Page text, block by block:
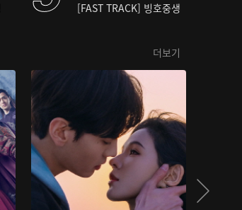
[FAST TRACK] 빙호중생
더보기